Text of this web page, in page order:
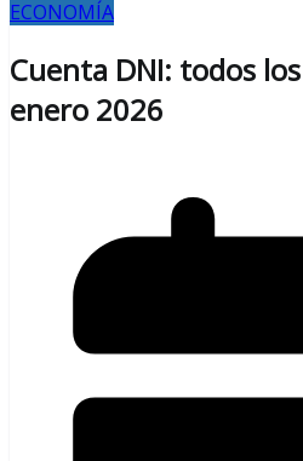
ECONOMÍA
Cuenta DNI: todos
enero 2026